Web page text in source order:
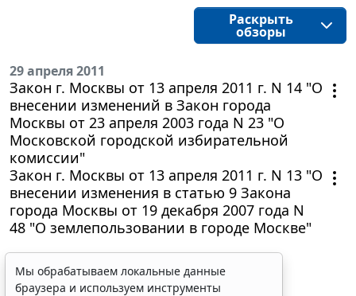
Раскрыть
обзоры
29 апреля 2011
Закон г. Москвы от 13 апреля 2011 г. N 14 "О
внесении изменений в Закон города
Москвы от 23 апреля 2003 года N 23 "О
Московской городской избирательной
комиссии"
Закон г. Москвы от 13 апреля 2011 г. N 13 "О
внесении изменения в статью 9 Закона
города Москвы от 19 декабря 2007 года N
48 "О землепользовании в городе Москве"
Мы обрабатываем локальные данные
браузера и используем инструменты